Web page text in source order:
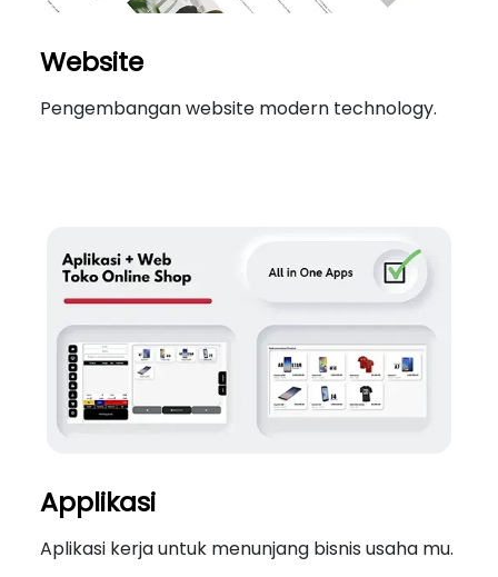
Website
Pengembangan website modern technology.
Applikasi
Aplikasi kerja untuk menunjang bisnis usaha mu.